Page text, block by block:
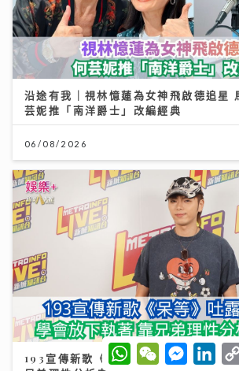
沿途有我｜視林憶蓮為女神飛啟德追星
芸妮推「南洋爵士」改編經典
06/08/2026
193宣傳新歌《呆等》吐露半年心聲：
W
h
W
e
M
e
L